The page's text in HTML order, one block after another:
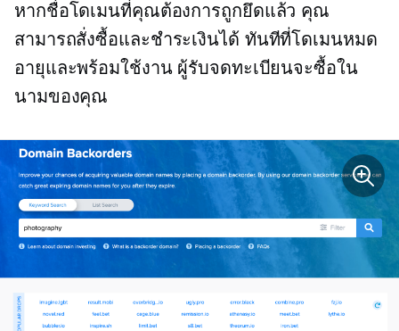
หากชื่อโดเมนที่คุณต้องการถูกยึดแล้ว คุณ
สามารถสั่งซื้อและชำระเงินได้ ทันทีที่โดเมนหมด
อายุและพร้อมใช้งาน ผู้รับจดทะเบียนจะซื้อใน
นามของคุณ